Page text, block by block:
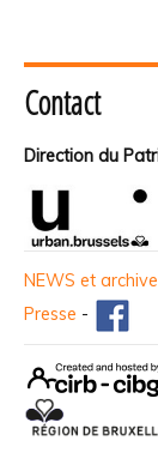
Contact
Direction du
NEWS et
Presse -